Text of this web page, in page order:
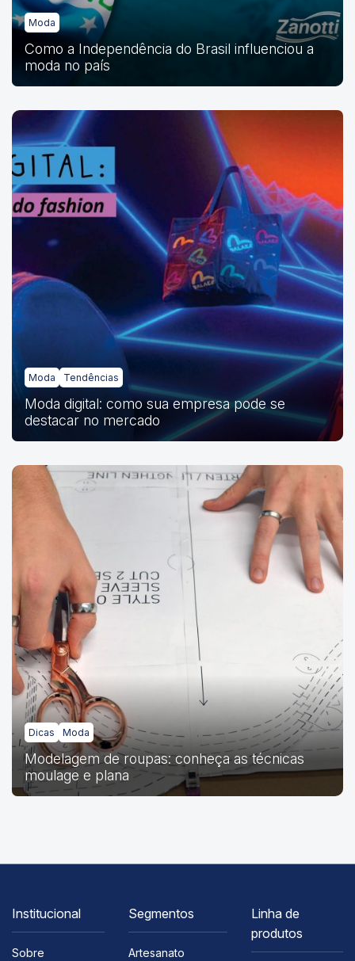
Moda
Como a Independência do Brasil influenciou a
moda no país
Moda Tendências
Moda digital: como sua empresa pode se
destacar no mercado
Dicas Moda
Modelagem de roupas: conheça as técnicas
moulage e plana
Institucional
Sobre
Segmentos
Artesanato
Linha de
produtos